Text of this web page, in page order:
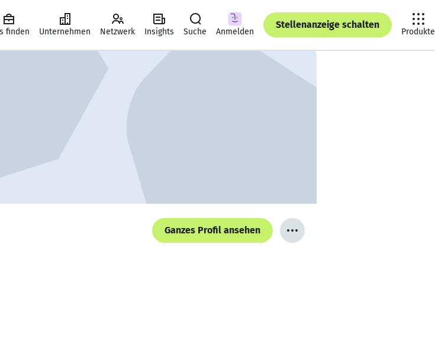
finden Unternehmen Netzwerk Insights Suche Anmelden
Stellenanzeige schalten
Produkte
Ganzes Profil ansehen